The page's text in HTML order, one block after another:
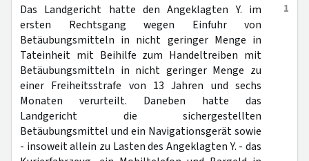
1
Das Landgericht hatte den Angeklagten Y. im
ersten Rechtsgang wegen Einfuhr von
Betäubungsmitteln in nicht geringer Menge in
Tateinheit mit Beihilfe zum Handeltreiben mit
Betäubungsmitteln in nicht geringer Menge zu
einer Freiheitsstrafe von 13 Jahren und sechs
Monaten verurteilt. Daneben hatte das
Landgericht die sichergestellten
Betäubungsmittel und ein Navigationsgerät sowie
- insoweit allein zu Lasten des Angeklagten Y. - das